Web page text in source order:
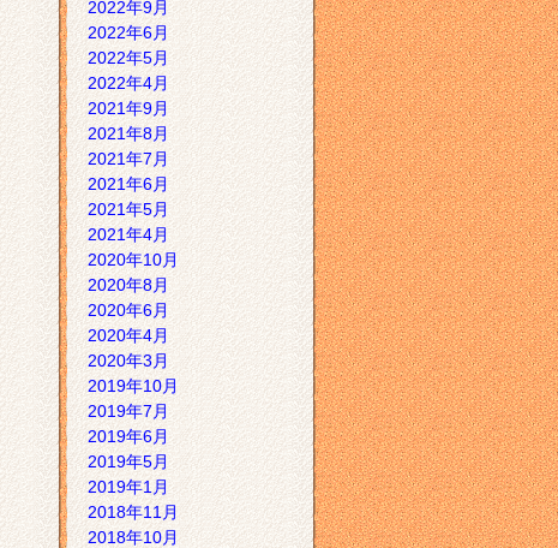
2022年9月
2022年6月
2022年5月
2022年4月
2021年9月
2021年8月
2021年7月
2021年6月
2021年5月
2021年4月
2020年10月
2020年8月
2020年6月
2020年4月
2020年3月
2019年10月
2019年7月
2019年6月
2019年5月
2019年1月
2018年11月
2018年10月